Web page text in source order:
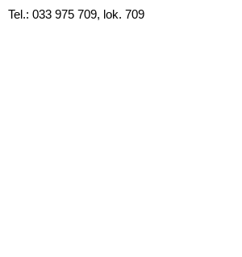
Tel.: 033 975 709, lok. 709